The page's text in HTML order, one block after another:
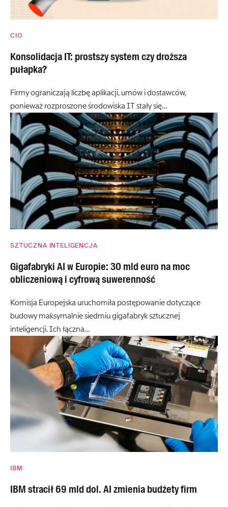
CIO
Konsolidacja IT: prostszy system czy droższa
pułapka?
Firmy ograniczają liczbę aplikacji, umów i dostawców,
ponieważ rozproszone środowiska IT stały się…
SZTUCZNA INTELIGENCJA
Gigafabryki AI w Europie: 30 mld euro na moc
obliczeniową i cyfrową suwerenność
Komisja Europejska uruchomiła postępowanie dotyczące
budowy maksymalnie siedmiu gigafabryk sztucznej
inteligencji. Ich łączna…
IBM
IBM stracił 69 mld dol. AI zmienia budżety firm